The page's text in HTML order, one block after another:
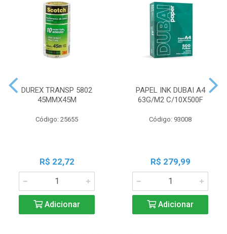
DUREX TRANSP 5802
45MMX45M
Código: 25655
R$ 22,72
Adicionar
PAPEL INK DUBAI A4
63G/M2 C/10X500F
Código: 93008
R$ 279,99
Adicionar